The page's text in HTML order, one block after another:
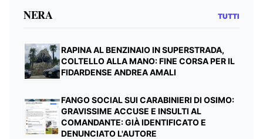
NERA TUTTI
RAPINA AL BENZINAIO IN SUPERSTRADA,
COLTELLO ALLA MANO: FINE CORSA PER IL
FIDARDENSE ANDREA AMALI
FANGO SOCIAL SUI CARABINIERI DI OSIMO:
GRAVISSIME ACCUSE E INSULTI AL
COMANDANTE: GIÀ IDENTIFICATO E
DENUNCIATO L'AUTORE